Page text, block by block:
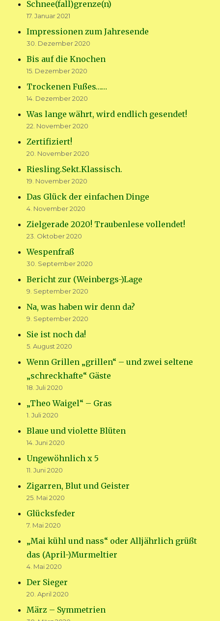
Schnee(fall)grenze(n)
17. Januar 2021
Impressionen zum Jahresende
30. Dezember 2020
Bis auf die Knochen
15. Dezember 2020
Trockenen Fußes……
14. Dezember 2020
Was lange währt, wird endlich gesendet!
22. November 2020
Zertifiziert!
20. November 2020
Riesling.Sekt.Klassisch.
19. November 2020
Das Glück der einfachen Dinge
4. November 2020
Zielgerade 2020! Traubenlese vollendet!
23. Oktober 2020
Wespenfraß
30. September 2020
Bericht zur (Weinbergs-)Lage
9. September 2020
Na, was haben wir denn da?
9. September 2020
Sie ist noch da!
5. August 2020
Wenn Grillen „grillen“ – und zwei seltene
„schreckhafte“ Gäste
18. Juli 2020
„Theo Waigel“ – Gras
1. Juli 2020
Blaue und violette Blüten
14. Juni 2020
Ungewöhnlich x 5
11. Juni 2020
Zigarren, Blut und Geister
25. Mai 2020
Glücksfeder
7. Mai 2020
„Mai kühl und nass“ oder Alljährlich grüßt
das (April-)Murmeltier
4. Mai 2020
Der Sieger
20. April 2020
März – Symmetrien